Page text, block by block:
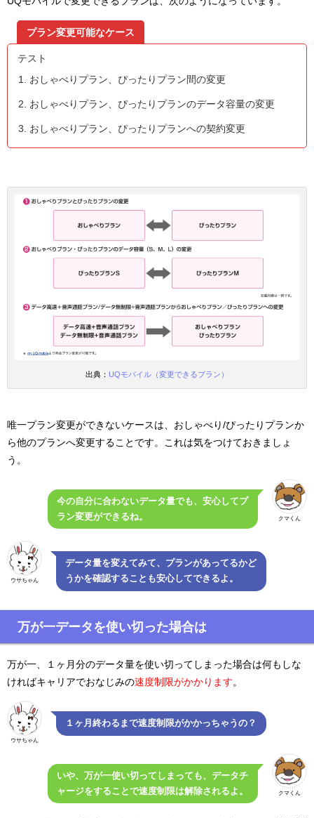
プラン変更可能なケース
テスト
おしゃべりプラン、ぴったりプラン間の変更
おしゃべりプラン、ぴったりプランのデータ容量の変更
おしゃべりプラン、ぴったりプランへの契約変更
出典： UQモバイル（変更できるプラン）
唯一プラン変更ができないケースは、おしゃべり/ぴったりプランか
ら他のプランへ変更することです。これは気をつけておきましょ
う。
クマくん
今の自分に合わないデータ量でも、安心してプ
ラン変更ができるね。
ウサちゃん
データ量を変えてみて、プランがあってるかど
うかを確認することも安心してできるよ。
万が一データを使い切った場合は
万が一、１ヶ月分のデータ量を使い切ってしまった場合は何もしな
ければキャリアでおなじみの速度制限がかかります 。
ウサちゃん
１ヶ月終わるまで速度制限がかかっちゃうの？
クマくん
いや、万が一使い切ってしまっても、データチ
ャージをすることで速度制限は解除されるよ。